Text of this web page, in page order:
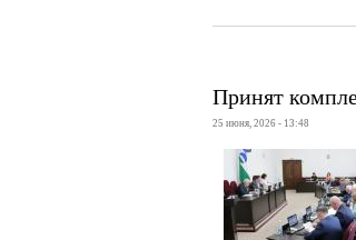
Принят
25 июня, 2026 - 13:48